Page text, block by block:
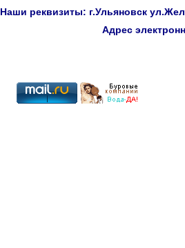
Наши реквизиты: г.Ульяновск
Адрес